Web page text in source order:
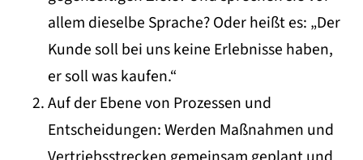
allem dieselbe Sprache? Oder heißt es: „Der
Kunde soll bei uns keine Erlebnisse haben,
er soll was kaufen.“
Auf der Ebene von Prozessen und
Entscheidungen: Werden Maßnahmen und